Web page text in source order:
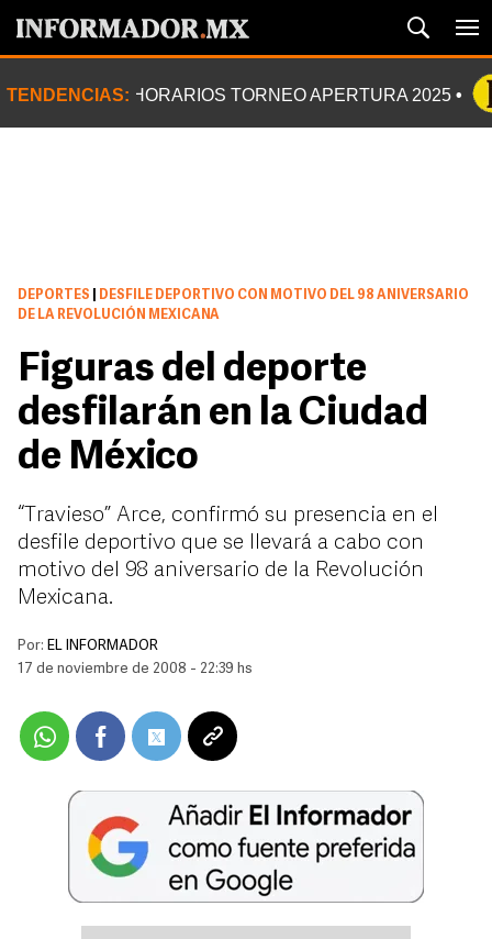
TENDENCIAS: HORARIOS TORNEO APERTURA 2025
DEPORTES
DESFILE DEPORTIVO CON MOTIVO DEL 98 ANIVERSARIO
DE LA REVOLUCIÓN MEXICANA
Figuras del deporte
desfilarán en la Ciudad
de México
“Travieso” Arce, confirmó su presencia en el
desfile deportivo que se llevará a cabo con
motivo del 98 aniversario de la Revolución
Mexicana.
Por: EL INFORMADOR
17 de noviembre de 2008 - 22:39 hs